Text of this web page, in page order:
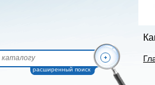
расширенный поиск